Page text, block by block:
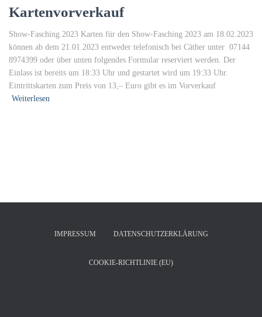
Kartenvorverkauf
Show-Fasching 2023 Karten für den Show-Fasching 2023 am 18.02.2023
können ab dem 21.01.2023 entweder telefonisch bei Cäther unter 07144
8974399 oder über unten folgendes Formular reserviert werden. Der
Einlass ist bereits um 18:33 Uhr und gestartet wird um 19:33 Uhr.
Eintrittskarten zum Preis von 13,– Euro gibt es im Vorverkauf
Weiterlesen
IMPRESSUM DATENSCHUTZERKLÄRUNG
COOKIE-RICHTLINIE (EU)